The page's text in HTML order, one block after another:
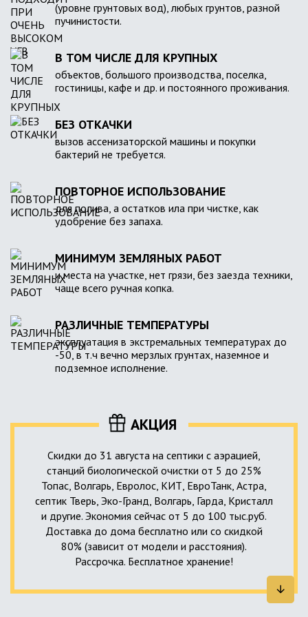
(уровне грунтовых вод), любых грунтов, разной
пучинистости.
В ТОМ ЧИСЛЕ ДЛЯ КРУПНЫХ
объектов, большого производства, поселка,
гостиницы, кафе и др. и постоянного проживания.
БЕЗ ОТКАЧКИ
вызов ассенизаторской машины и покупки
бактерий не требуется.
ПОВТОРНОЕ ИСПОЛЬЗОВАНИЕ
для полива, а остатков ила при чистке, как
удобрение без запаха.
МИНИМУМ ЗЕМЛЯНЫХ РАБОТ
и места на участке, нет грязи, без заезда техники,
чаще всего ручная копка.
РАЗЛИЧНЫЕ ТЕМПЕРАТУРЫ
эксплуатация в экстремальных температурах до
-50, в т.ч вечно мерзлых грунтах, наземное и
подземное исполнение.
АКЦИЯ
Скидки до 31 августа на септики с аэрацией,
станций биологической очистки от 5 до 25%
Топас, Волгарь, Евролос, КИТ, ЕвроТанк, Астра,
септик Тверь, Эко-Гранд, Волгарь, Гарда, Кристалл
и другие. Экономия сейчас от 5 до 100 тыс.руб.
Доставка до дома бесплатно или со скидкой
80% (зависит от модели и расстояния).
Рассрочка. Бесплатное хранение!